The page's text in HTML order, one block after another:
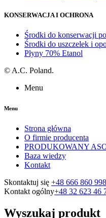
KONSERWACJA I OCHRONA
Środki do konserwacji
Środki do uszczelek i
Płyny 70% Etanol
© A.C. Poland.
Menu
Menu
Strona główna
O firmie producenta
PRODUKOWANY
Baza wiedzy
Kontakt
Skontaktuj się +48 666 860 998
Kontakt ogólny+48 32 623 46
Wyszukaj produkt